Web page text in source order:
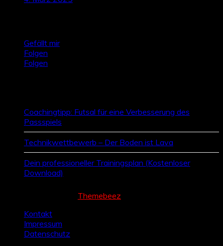
Gefällt mir
Folgen
Folgen
Coachingtipp: Futsal für eine Verbesserung des
Passspiels
Technikwettbewerb – Der Boden ist Lava
Dein professioneller Trainingsplan (Kostenloser
Download)
Themebeez
Kontakt
Impressum
Datenschutz